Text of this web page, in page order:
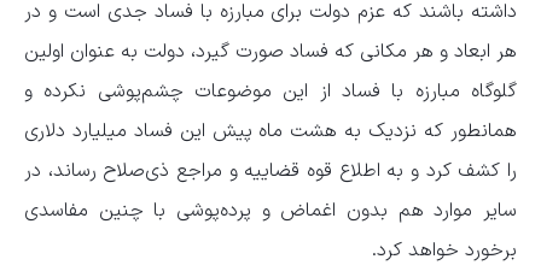
داشته باشند که عزم دولت برای مبارزه با فساد جدی است و در
هر ابعاد و هر مکانی که فساد صورت گیرد، دولت به عنوان اولین
گلوگاه مبارزه با فساد از این موضوعات چشم‌پوشی نکرده و
همانطور که نزدیک به هشت ماه پیش این فساد میلیارد دلاری
را کشف کرد و به اطلاع قوه قضاییه و مراجع ذی‌صلاح رساند، در
سایر موارد هم بدون اغماض و پرده‌پوشی با چنین مفاسدی
برخورد خواهد کرد.